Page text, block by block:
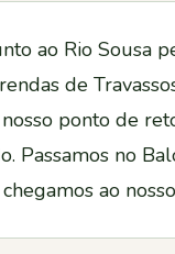
ao Rio Sousa
de
ponto de
Passamos no
ao